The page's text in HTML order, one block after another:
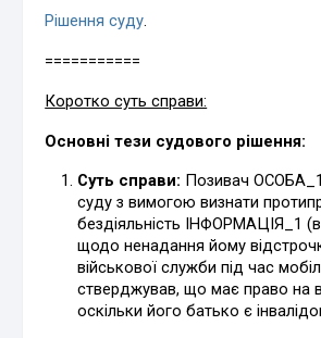
Рішення суду.
===========
Коротко суть справи:
Основні тези судового рішення:
Суть справи: Позивач
суду з вимогою визнати
бездіяльність ІНФОРМАЦІЯ_1
щодо ненадання йому
військової служби під час
стверджував, що має право на
оскільки його батько є